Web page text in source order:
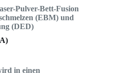
Pulver-Bett-Fusion
(EBM) und
(DED)
in einen